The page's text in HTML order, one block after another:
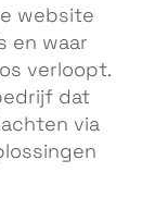
website
en waar
verloopt.
dat
via